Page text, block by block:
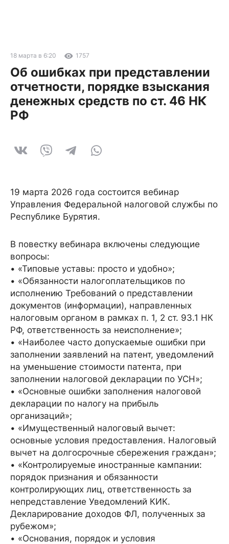
18 марта в 6:20 1757
Об ошибках при представлении
отчетности, порядке взыскания
денежных средств по ст. 46 НК
РФ
19 марта 2026 года состоится вебинар
Управления Федеральной налоговой службы по
Республике Бурятия.
В повестку вебинара включены следующие
вопросы:
• «Типовые уставы: просто и удобно»;
• «Обязанности налогоплательщиков по
исполнению Требований о представлении
документов (информации), направленных
налоговым органом в рамках п. 1, 2 ст. 93.1 НК
РФ, ответственность за неисполнение»;
• «Наиболее часто допускаемые ошибки при
заполнении заявлений на патент, уведомлений
на уменьшение стоимости патента, при
заполнении налоговой декларации по УСН»;
• «Основные ошибки заполнения налоговой
декларации по налогу на прибыль
организаций»;
• «Имущественный налоговый вычет:
основные условия предоставления. Налоговый
вычет на долгосрочные сбережения граждан»;
• «Контролируемые иностранные кампании:
порядок признания и обязанности
контролирующих лиц, ответственность за
непредставление Уведомлений КИК.
Декларирование доходов ФЛ, полученных за
рубежом»;
• «Основания, порядок и условия